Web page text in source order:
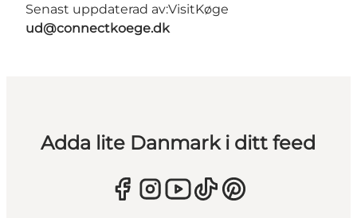
Senast uppdaterad av:VisitKøge
ud@connectkoege.dk
Adda lite Danmark i ditt feed